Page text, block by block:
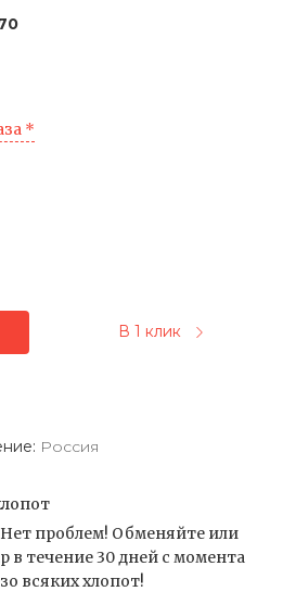
*
В 1 клик
Россия
проблем! Обменяйте или
в течение 30 дней с момента
всяких хлопот!